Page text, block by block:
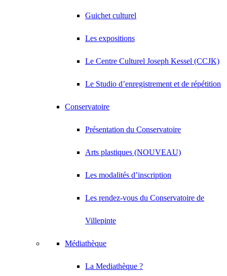
Guichet culturel
Les expositions
Le Centre Culturel Joseph Kessel (CCJK)
Le Studio d’enregistrement et de répétition
Conservatoire
Présentation du Conservatoire
Arts plastiques (NOUVEAU)
Les modalités d’inscription
Les rendez-vous du Conservatoire de
Villepinte
Médiathèque
La Mediathèque ?